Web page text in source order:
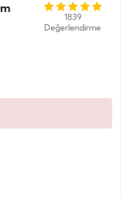
1839
Değerlendirme